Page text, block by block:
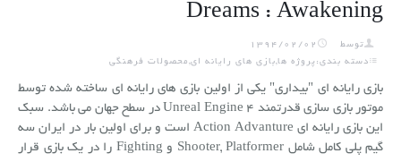
Dreams : Awakening
توسط
1394/02/02
دسته بندی:پروژه ها,بازی های رایانه ای,محصولات فرهنگی
بازی رایانه ای "بیداری" یکی از اولین بازی های رایانه ای ساخته شده توسط
موتور بازی سازی قدرتمند Unreal Engine 4 در سطح جهان می باشد. سبک
این بازی رایانه ای Action Advanture است و برای اولین بار در ایران سه
گیم پلی کامل شامل Shooter, Platformer و Fighting را در یک بازی قرار